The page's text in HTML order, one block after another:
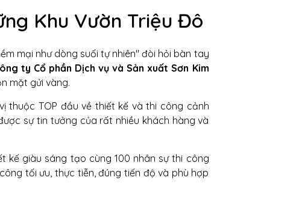
Khu Vườn Triệu Đô
mại như dòng suối tự nhiên" đòi hỏi bàn tay
ty Cổ phần Dịch vụ và Sản xuất Sơn Kim
mặt gửi vàng.
thuộc TOP đầu về thiết kế và thi công cảnh
sự tin tưởng của rất nhiều khách hàng và
kế giàu sáng tạo cùng 100 nhân sự thi công
tối ưu, thực tiễn, đúng tiến độ và phù hợp